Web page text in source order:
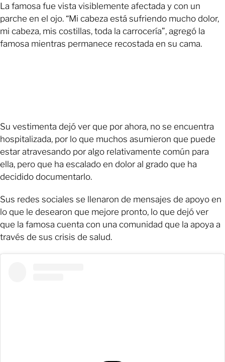
La famosa fue vista visiblemente afectada y con un
parche en el ojo. “Mi cabeza está sufriendo mucho dolor,
mi cabeza, mis costillas, toda la carrocería”, agregó la
famosa mientras permanece recostada en su cama.
Su vestimenta dejó ver que por ahora, no se encuentra
hospitalizada, por lo que muchos asumieron que puede
estar atravesando por algo relativamente común para
ella, pero que ha escalado en dolor al grado que ha
decidido documentarlo.
Sus redes sociales se llenaron de mensajes de apoyo en
lo que le desearon que mejore pronto, lo que dejó ver
que la famosa cuenta con una comunidad que la apoya a
través de sus crisis de salud.